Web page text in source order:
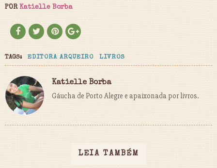
PORKatielle Borba
TAGS: EDITORA ARQUEIRO LIVROS
Katielle Borba
Gáucha de Porto Alegre e apaixonada por livros.
LEIA TAMBÉM